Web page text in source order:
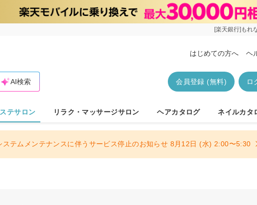
[楽天銀行]もれ
はじめての方へ ヘ
ロ
会員登録 (無料)
AI検索
テサロン リラク・マッサージサロン ヘアカタログ ネイルカタ
ステムメンテナンスに伴うサービス停止のお知らせ 8月12日 (水) 2:00〜5:30